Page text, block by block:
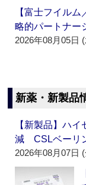
【富士フイル
略的パートナー
2026年08月05日
新薬・新製品
【新製品】ハ
減 CSLベーリ
2026年08月07日